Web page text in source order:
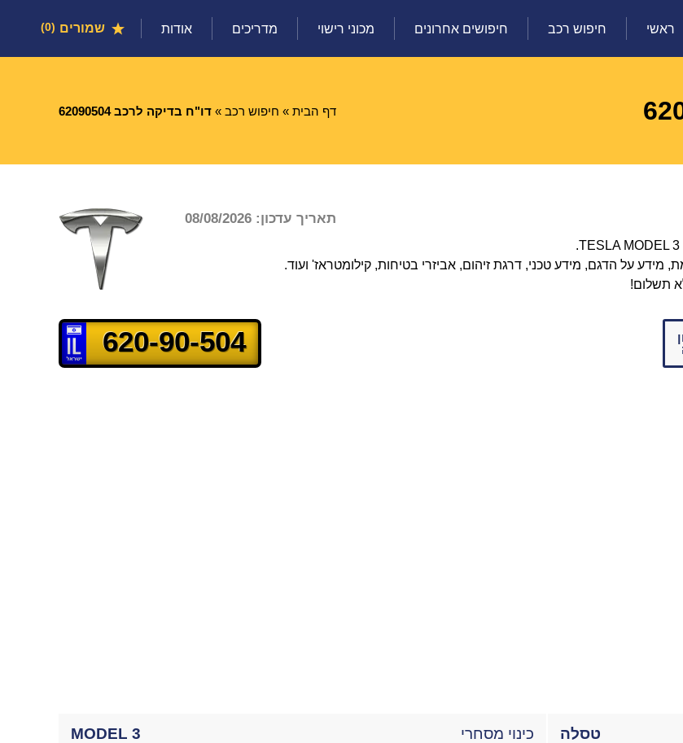
ראשי חיפוש רכב חיפושים אחרונים מכוני רישוי מדריכים אודות שמורים 0
דף הבית » חיפוש רכב » דו"ח בדיקה לרכב 62090504
תאריך עדכון: 08/08/2026
על הדגם, מידע טכני, דרגת זיהום, אביזרי בטיחות, קילומטראז' ועוד.
תשלום!
620-90-504
טסלה כינוי מסחרי MODEL 3